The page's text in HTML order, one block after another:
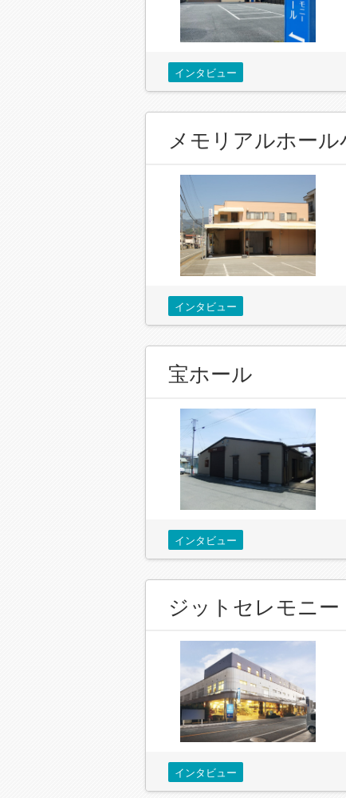
インタビュー
メモリアルホール
インタビュー
宝ホール
インタビュー
ジットセレモニ
インタビュー